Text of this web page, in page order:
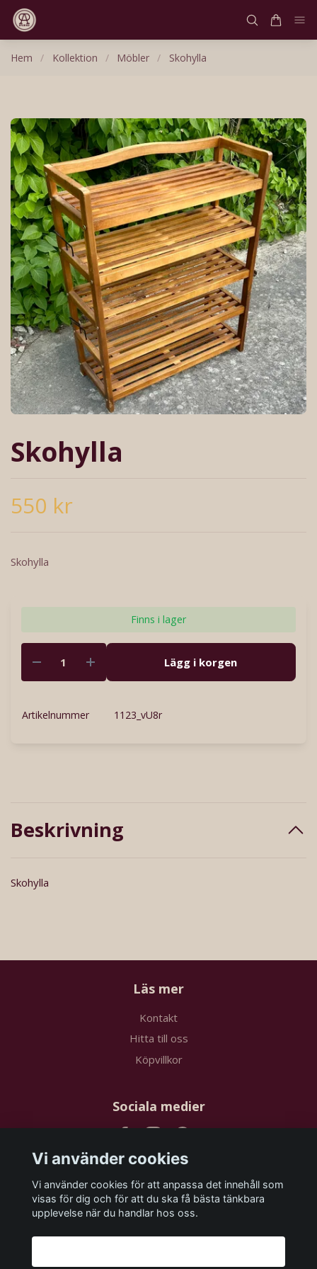
Hem / Kollektion / Möbler / Skohylla
Skohylla
550 kr
Skohylla
Finns i lager
Lägg i korgen
Artikelnummer 1123_vU8r
Beskrivning
Skohylla
Läs mer
Kontakt
Hitta till oss
Köpvillkor
Sociala medier
Prenumerera på vårt nyhetsbrev
Vi använder cookies
Vi använder cookies för att anpassa det innehåll som
visas för dig och för att du ska få bästa tänkbara
upplevelse när du handlar hos oss.